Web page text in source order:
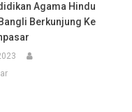
Agama Hindu
Berkunjung Ke